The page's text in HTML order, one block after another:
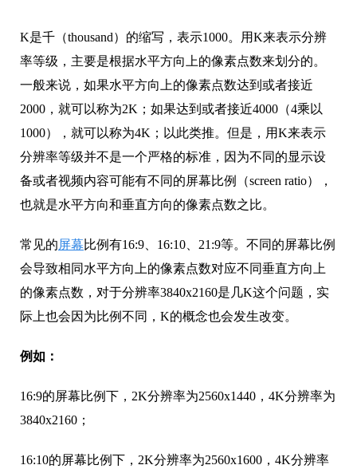
K是千（thousand）的缩写，表示1000。用K来表示分辨
率等级，主要是根据水平方向上的像素点数来划分的。
一般来说，如果水平方向上的像素点数达到或者接近
2000，就可以称为2K；如果达到或者接近4000（4乘以
1000），就可以称为4K；以此类推。但是，用K来表示
分辨率等级并不是一个严格的标准，因为不同的显示设
备或者视频内容可能有不同的屏幕比例（screen ratio），
也就是水平方向和垂直方向的像素点数之比。
常见的屏幕比例有16:9、16:10、21:9等。不同的屏幕比例
会导致相同水平方向上的像素点数对应不同垂直方向上
的像素点数，对于分辨率3840x2160是几K这个问题，实
际上也会因为比例不同，K的概念也会发生改变。
例如：
16:9的屏幕比例下，2K分辨率为2560x1440，4K分辨率为
3840x2160；
16:10的屏幕比例下，2K分辨率为2560x1600，4K分辨率